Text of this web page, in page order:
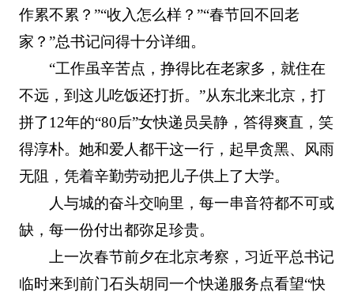
作累不累？”“收入怎么样？”“春节回不回老
家？”总书记问得十分详细。
“工作虽辛苦点，挣得比在老家多，就住在
不远，到这儿吃饭还打折。”从东北来北京，打
拼了12年的“80后”女快递员吴静，答得爽直，笑
得淳朴。她和爱人都干这一行，起早贪黑、风雨
无阻，凭着辛勤劳动把儿子供上了大学。
人与城的奋斗交响里，每一串音符都不可或
缺，每一份付出都弥足珍贵。
上一次春节前夕在北京考察，习近平总书记
临时来到前门石头胡同一个快递服务点看望“快